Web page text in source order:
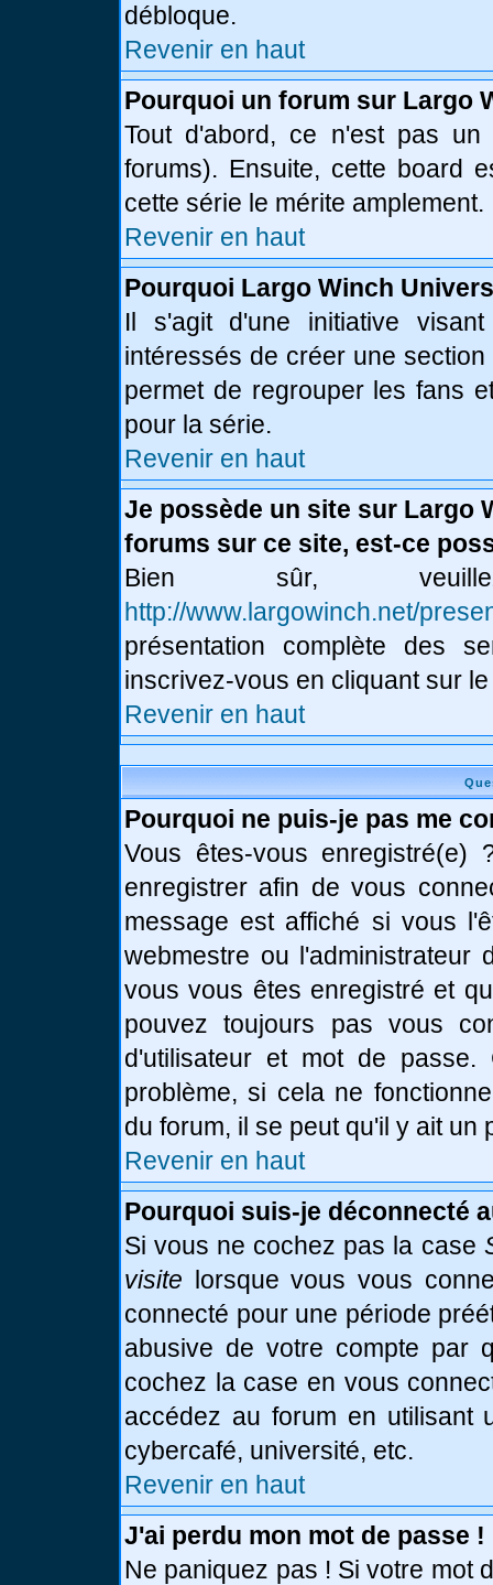
débloque.
Revenir en haut
Pourquoi un forum sur Largo
Tout d'abord, ce n'est pas un
forums). Ensuite, cette board
cette série le mérite amplement.
Revenir en haut
Pourquoi Largo Winch
Il s'agit d'une initiative
intéressés de créer une
permet de regrouper les fans
pour la série.
Revenir en haut
Je possède un site sur Largo
forums sur ce site, est-ce
Bien sûr,
http://www.largowinch.net/
présentation complète des
inscrivez-vous en cliquant sur
Revenir en haut
Pourquoi ne puis-je pas me
Vous êtes-vous enregistré(e)
enregistrer afin de vous
message est affiché si vous
webmestre ou l'administrateur
vous vous êtes enregistré et
pouvez toujours pas vous
d'utilisateur et mot de
problème, si cela ne
du forum, il se peut qu'il y ait un
Revenir en haut
Pourquoi suis-je déconnecté
Si vous ne cochez pas la case
visite lorsque vous vous
connecté pour une période
abusive de votre compte par
cochez la case en vous
accédez au forum en utilisant
cybercafé, université, etc.
Revenir en haut
J'ai perdu mon mot de passe !
Ne paniquez pas ! Si votre mot